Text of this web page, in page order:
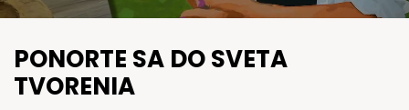
PONORTE SA DO SVETA
TVORENIA